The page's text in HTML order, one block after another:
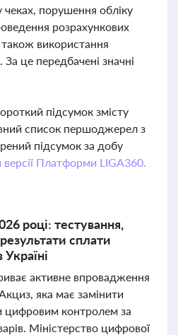
порушення обліку
розрахункових
використання
це передбачені значні
підсумок змісту
список першоджерел з
підсумок за добу
версії Платформи LIGA360.
році: тестування,
сплати
активне впровадження
яка має замінити
цифровим контролем за
Міністерство цифрової